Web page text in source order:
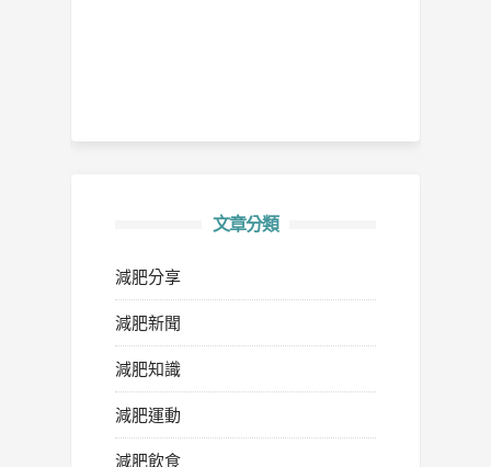
文章分類
減肥分享
減肥新聞
減肥知識
減肥運動
減肥飲食